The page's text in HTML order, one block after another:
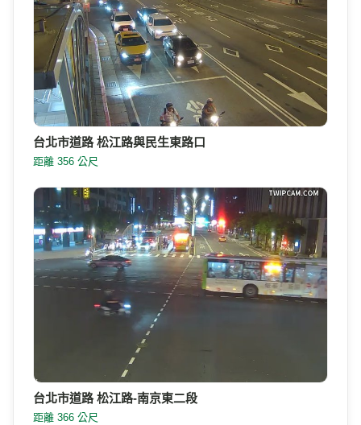
台北市道路 松江路與民生東路口
距離 356 公尺
台北市道路 松江路-南京東二段
距離 366 公尺